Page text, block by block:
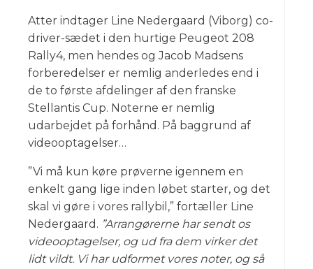
Atter indtager Line Nedergaard (Viborg) co-
driver-sædet i den hurtige Peugeot 208
Rally4, men hendes og Jacob Madsens
forberedelser er nemlig anderledes end i
de to første afdelinger af den franske
Stellantis Cup. Noterne er nemlig
udarbejdet på forhånd. På baggrund af
videooptagelser…
”Vi må kun køre prøverne igennem en
enkelt gang lige inden løbet starter, og det
skal vi gøre i vores rallybil,” fortæller Line
Nedergaard. ”Arrangørerne har sendt os
videooptagelser, og ud fra dem virker det
lidt vildt. Vi har udformet vores noter, og så